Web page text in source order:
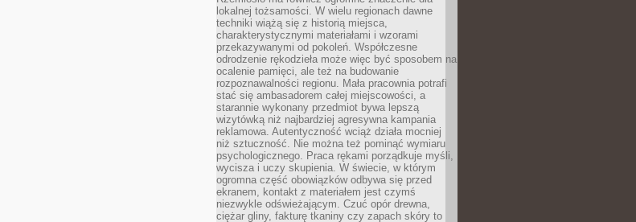
lokalnej tożsamości. W wielu regionach dawne
techniki wiążą się z historią miejsca,
charakterystycznymi materiałami i wzorami
przekazywanymi od pokoleń. Współczesne
odrodzenie rękodzieła może więc być sposobem na
ocalenie pamięci, ale też na budowanie
rozpoznawalności regionu. Mała pracownia potrafi
stać się ambasadorem całej miejscowości, a
starannie wykonany przedmiot bywa lepszą
wizytówką niż najbardziej agresywna kampania
reklamowa. Autentyczność wciąż działa mocniej
niż sztuczność. Nie można też pominąć wymiaru
psychologicznego. Praca rękami porządkuje myśli,
wycisza i uczy skupienia. W świecie, w którym
ogromna część obowiązków odbywa się przed
ekranem, kontakt z materiałem jest czymś
niezwykle odświeżającym. Czuć opór drewna,
ciężar gliny, fakturę tkaniny czy zapach skóry to